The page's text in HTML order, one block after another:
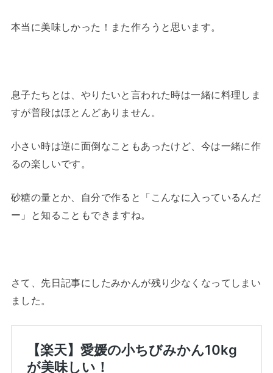
本当に美味しかった！また作ろうと思います。
息子たちとは、やりたいと言われた時は一緒に料理しま
すが普段はほとんどありません。
小さい時は逆に面倒なこともあったけど、今は一緒に作
るの楽しいです。
砂糖の量とか、自分で作ると「こんなに入っているんだ
ー」と知ることもできますね。
さて、先日記事にしたみかんが残り少なくなってしまい
ました。